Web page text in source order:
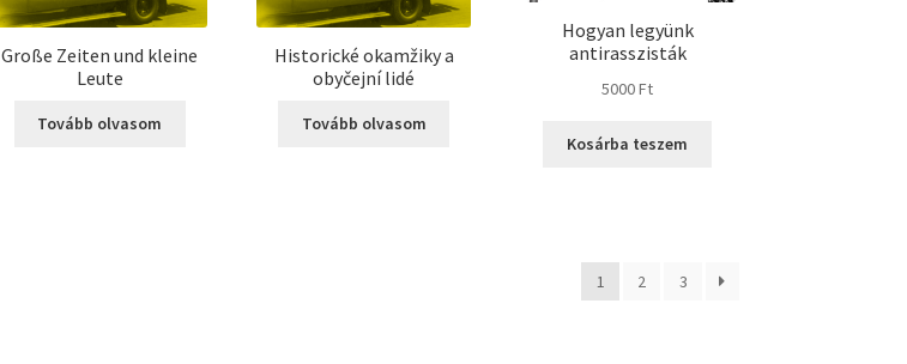
Große Zeiten und kleine
Leute
Tovább olvasom
Historické okamžiky a
obyčejní lidé
Tovább olvasom
Hogyan legyünk
antirasszisták
5000Ft
Kosárba teszem
1 2 3